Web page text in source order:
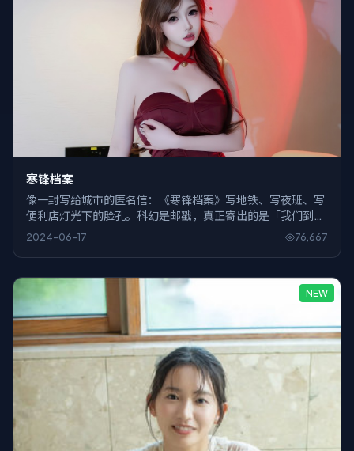
寒锋档案
像一封写给城市的匿名信：《寒锋档案》写地铁、写夜班、写
便利店灯光下的脸孔。科幻是邮戳，真正寄出的是「我们到底
在忙什么」。
2024-06-17 76,667
NEW